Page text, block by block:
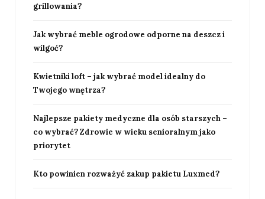
grillowania?
Jak wybrać meble ogrodowe odporne na deszcz i
wilgoć?
Kwietniki loft – jak wybrać model idealny do
Twojego wnętrza?
Najlepsze pakiety medyczne dla osób starszych –
co wybrać? Zdrowie w wieku senioralnym jako
priorytet
Kto powinien rozważyć zakup pakietu Luxmed?